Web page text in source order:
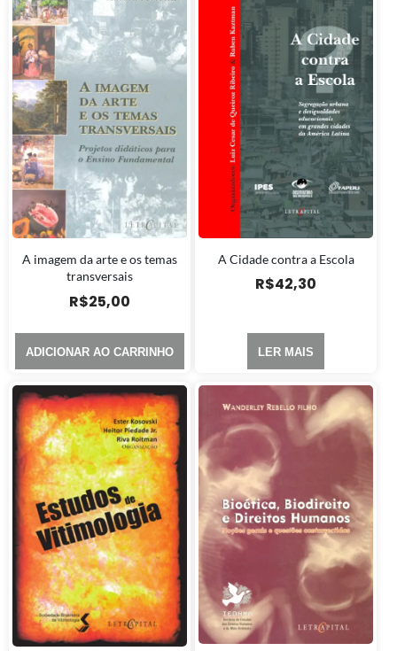
A imagem da arte e os temas
transversais
R$25,00
ADICIONAR AO CARRINHO
A Cidade contra a Escola
R$42,30
LER MAIS